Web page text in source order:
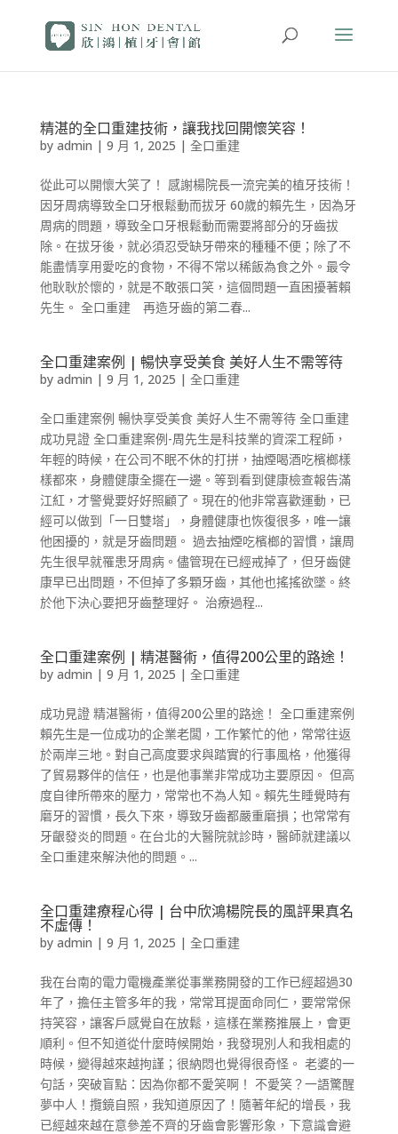
精湛的全口重建技術，讓我找回開懷笑容！
by admin | 9 月 1, 2025 | 全口重建
從此可以開懷大笑了！ 感謝楊院長一流完美的植牙技術！
因牙周病導致全口牙根鬆動而拔牙 60歲的賴先生，因為牙
周病的問題，導致全口牙根鬆動而需要將部分的牙齒拔
除。在拔牙後，就必須忍受缺牙帶來的種種不便；除了不
能盡情享用愛吃的食物，不得不常以稀飯為食之外。最令
他耿耿於懷的，就是不敢張口笑，這個問題一直困擾著賴
先生。 全口重建 再造牙齒的第二春...
全口重建案例 | 暢快享受美食 美好人生不需等待
by admin | 9 月 1, 2025 | 全口重建
全口重建案例 暢快享受美食 美好人生不需等待 全口重建
成功見證 全口重建案例-周先生是科技業的資深工程師，
年輕的時候，在公司不眠不休的打拼，抽煙喝酒吃檳榔樣
樣都來，身體健康全擺在一邊。等到看到健康檢查報告滿
江紅，才警覺要好好照顧了。現在的他非常喜歡運動，已
經可以做到「一日雙塔」，身體健康也恢復很多，唯一讓
他困擾的，就是牙齒問題。 過去抽煙吃檳榔的習慣，讓周
先生很早就罹患牙周病。儘管現在已經戒掉了，但牙齒健
康早已出問題，不但掉了多顆牙齒，其他也搖搖欲墜。終
於他下決心要把牙齒整理好。 治療過程...
全口重建案例 | 精湛醫術，值得200公里的路途！
by admin | 9 月 1, 2025 | 全口重建
成功見證 精湛醫術，值得200公里的路途！ 全口重建案例
賴先生是一位成功的企業老闆，工作繁忙的他，常常往返
於兩岸三地。對自己高度要求與踏實的行事風格，他獲得
了貿易夥伴的信任，也是他事業非常成功主要原因。 但高
度自律所帶來的壓力，常常也不為人知。賴先生睡覺時有
磨牙的習慣，長久下來，導致牙齒都嚴重磨損；也常常有
牙齦發炎的問題。在台北的大醫院就診時，醫師就建議以
全口重建來解決他的問題。...
全口重建療程心得 | 台中欣鴻楊院長的風評果真名
不虛傳！
by admin | 9 月 1, 2025 | 全口重建
我在台南的電力電機產業從事業務開發的工作已經超過30
年了，擔任主管多年的我，常常耳提面命同仁，要常常保
持笑容，讓客戶感覺自在放鬆，這樣在業務推展上，會更
順利。但不知道從什麼時候開始，我發現別人和我相處的
時候，變得越來越拘謹；很納悶也覺得很奇怪。 老婆的一
句話，突破盲點：因為你都不愛笑啊！ 不愛笑？一語驚醒
夢中人！攬鏡自照，我知道原因了！隨著年紀的增長，我
已經越來越在意參差不齊的牙齒會影響形象，下意識會避